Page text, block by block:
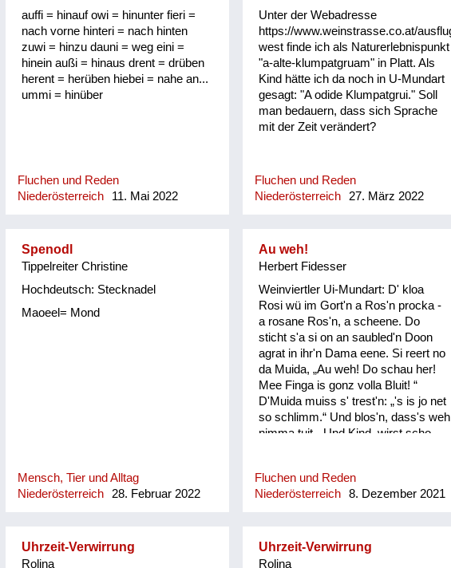
a Häusltschik Tutti completti sein
(voll) zua sein Bummzua sein
Angesoffen sein Wie ein Radi
angesoffen Der is angschwaschelt
Der is randvoll Er ist anbirschtlt Er is
angesäuselt Er is zuagschütt Er is
ontschechert Der is ja schon gaunz
steif Der is steif (steifer Blick) Fett
angekübelt sein Angestochen sein
versumpft...
auffi = hinauf owi = hinunter fieri =
nach vorne hinteri = nach hinten
zuwi = hinzu dauni = weg eini =
hinein außi = hinaus drent = drüben
herent = herüben hiebei = nahe an...
ummi = hinüber
Fluchen und Reden
Niederösterreich
11. Mai 2022
Unter der Webadresse
https://www.weinstrasse.co.at/
west finde ich als Naturerlebnispunkt
"a-alte-klumpatgruam" in Platt. Als
Kind hätte ich da noch in U-Mundart
gesagt: "A odide Klumpatgrui." Soll
man bedauern, dass sich Sprache
mit der Zeit verändert?
Fluchen und Reden
Niederösterreich
27. März 2022
Spenodl
Tippelreiter Christine
Hochdeutsch: Stecknadel
Maoeel= Mond
Mensch, Tier und Alltag
Niederösterreich
28. Februar 2022
Au weh!
Herbert Fidesser
Weinviertler Ui-Mundart: D' kloa
Rosi wü im Gort'n a Ros'n procka -
a rosane Ros'n, a scheene. Do
sticht s'a si on an saubled'n Doon
agrat in ihr'n Dama eene. Si reert no
da Muida, „Au weh! Do schau her!
Mee Finga is gonz volla Bluit! “
D'Muida muiss s' trest'n: „'s is jo net
so schlimm.“ Und blos'n, dass's weh
nimma tuit. „Und Kind, wirst scho
Rosi erscht recht o ins Plaz'n: "Und
wonn… und wonn… und wonn…
Fluchen und Reden
Niederösterreich
8. Dezember 2021
Uhrzeit-Verwirrung
Rolina
Uhrzeit-Verwirrung
Rolina